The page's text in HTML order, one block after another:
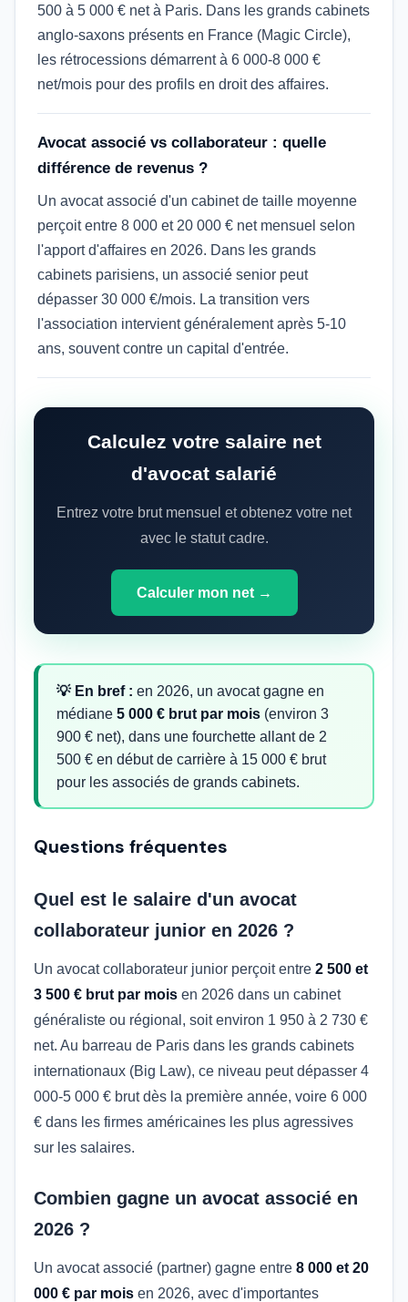
500 à 5 000 € net à Paris. Dans les grands cabinets
anglo-saxons présents en France (Magic Circle),
les rétrocessions démarrent à 6 000-8 000 €
net/mois pour des profils en droit des affaires.
Avocat associé vs collaborateur : quelle
différence de revenus ?
Un avocat associé d'un cabinet de taille moyenne
perçoit entre 8 000 et 20 000 € net mensuel selon
l'apport d'affaires en 2026. Dans les grands
cabinets parisiens, un associé senior peut
dépasser 30 000 €/mois. La transition vers
l'association intervient généralement après 5-10
ans, souvent contre un capital d'entrée.
Calculez votre salaire net
d'avocat salarié
Entrez votre brut mensuel et obtenez votre net
avec le statut cadre.
Calculer mon net →
💡 En bref : en 2026, un avocat gagne en
médiane 5 000 € brut par mois (environ 3
900 € net), dans une fourchette allant de 2
500 € en début de carrière à 15 000 € brut
pour les associés de grands cabinets.
Questions fréquentes
Quel est le salaire d'un avocat
collaborateur junior en 2026 ?
Un avocat collaborateur junior perçoit entre 2 500 et
3 500 € brut par mois en 2026 dans un cabinet
généraliste ou régional, soit environ 1 950 à 2 730 €
net. Au barreau de Paris dans les grands cabinets
internationaux (Big Law), ce niveau peut dépasser 4
000-5 000 € brut dès la première année, voire 6 000
€ dans les firmes américaines les plus agressives
sur les salaires.
Combien gagne un avocat associé en
2026 ?
Un avocat associé (partner) gagne entre 8 000 et 20
000 € par mois en 2026, avec d'importantes